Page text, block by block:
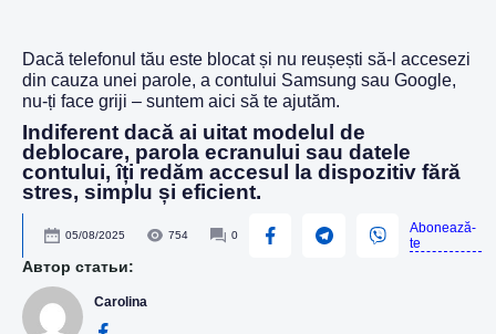
Dacă telefonul tău este blocat și nu reușești să-l accesezi
din cauza unei parole, a contului Samsung sau Google,
nu-ți face griji – suntem aici să te ajutăm.
Indiferent dacă ai uitat modelul de
deblocare, parola ecranului sau datele
contului, îți redăm accesul la dispozitiv fără
stres, simplu și eficient.
05/08/2025 754 0
Abonează-
te
Автор статьи:
Carolina